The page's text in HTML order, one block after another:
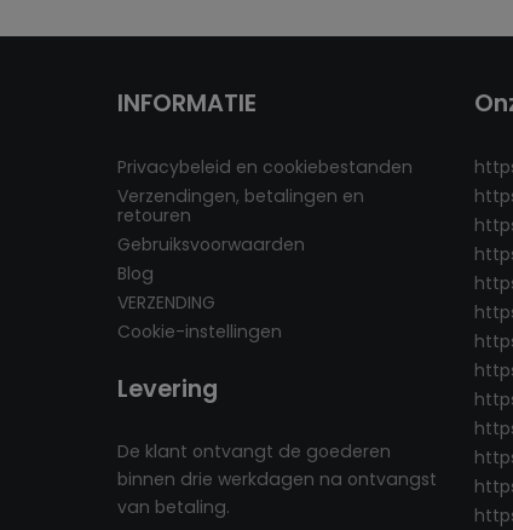
INFORMATIE
Privacybeleid en cookiebestanden
Verzendingen, betalingen en
retouren
Gebruiksvoorwaarden
Blog
VERZENDING
Cookie-instellingen
Levering
De klant ontvangt de goederen
binnen drie werkdagen na ontvangst
van betaling.